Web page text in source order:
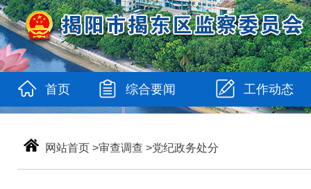
首页 综合要闻 工作动态
网站首页 >审查调查 >党纪政务处分